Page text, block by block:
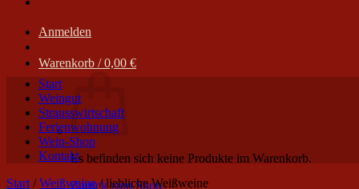
Anmelden
Warenkorb /0,00 €
Es befinden sich keine Produkte im Warenkorb.
Zurück zum Shop
Start
Weingut
Strausswirtschaft
Ferienwohnung
Wein-Shop
Kontakt
Start / Weißweine /liebliche Weißweine